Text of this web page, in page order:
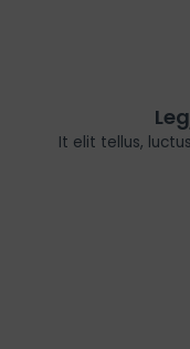
It elit tellus,